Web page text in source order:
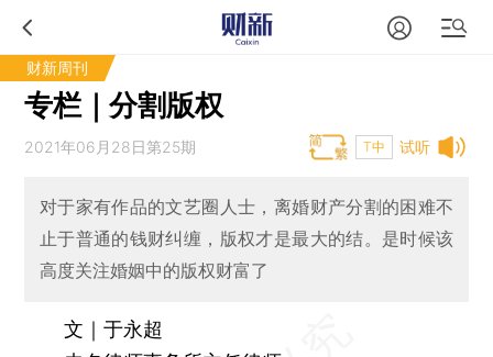
财新周刊
专栏｜分割版权
试听
2021年06月28日第25期 T中
对于家有作品的文艺圈人士，离婚财产分割的困难不
止于普通的钱财纠缠，版权才是最大的结。是时候该
高度关注婚姻中的版权财富了
文｜于永超